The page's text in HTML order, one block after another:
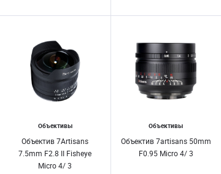
Объективы
Объектив 7Artisans
7.5mm F2.8 II Fisheye
Micro 4/ 3
Объективы
Объектив 7artisans 50mm
F0.95 Micro 4/ 3